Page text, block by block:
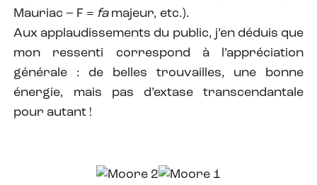
Mauriac – F = famajeur, etc.).
Aux applaudissements du public, j’en déduis que
mon ressenti correspond à l’appréciation
générale : de belles trouvailles, une bonne
énergie, mais pas d’extase transcendantale
pour autant !